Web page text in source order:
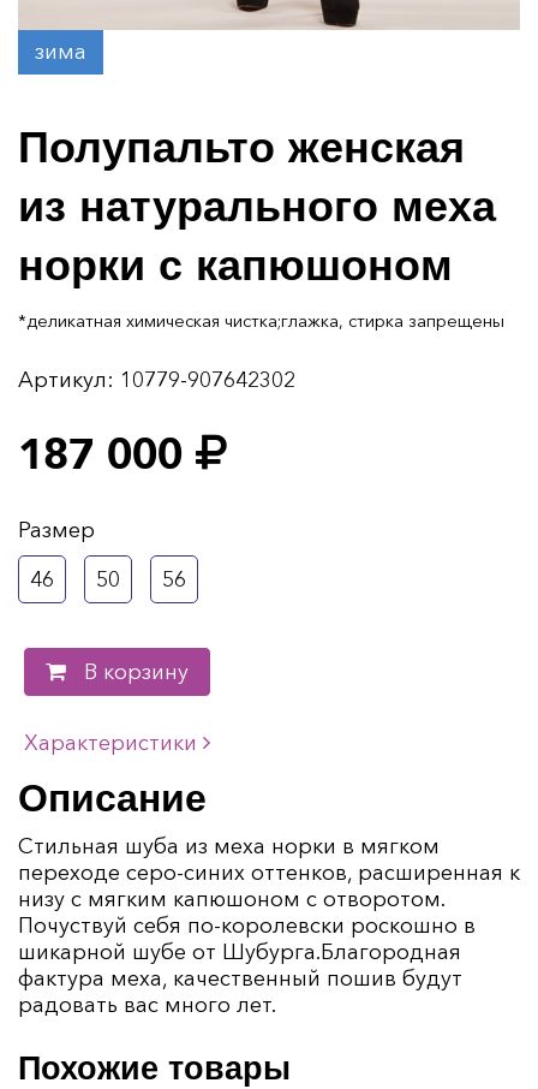
зима
Полупальто женская
из натурального меха
норки с капюшоном
*деликатная химическая чистка;глажка, стирка запрещены
Артикул: 10779-907642302
187 000
Размер
46
50 56
В корзину
Характеристики
Описание
Стильная шуба из меха норки в мягком
переходе серо-синих оттенков, расширенная к
низу с мягким капюшоном с отворотом.
Почуствуй себя по-королевски роскошно в
шикарной шубе от Шубурга.Благородная
фактура меха, качественный пошив будут
радовать вас много лет.
Похожие товары